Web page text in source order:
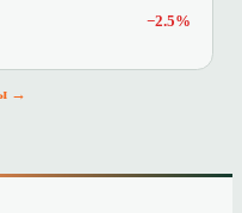
−2.5%
→